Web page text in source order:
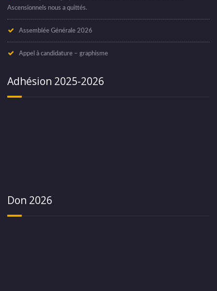
Ascensionnels nous a quittés.
Assemblée Générale 2026
Appel à candidature – graphisme
Adhésion 2025-2026
Don 2026